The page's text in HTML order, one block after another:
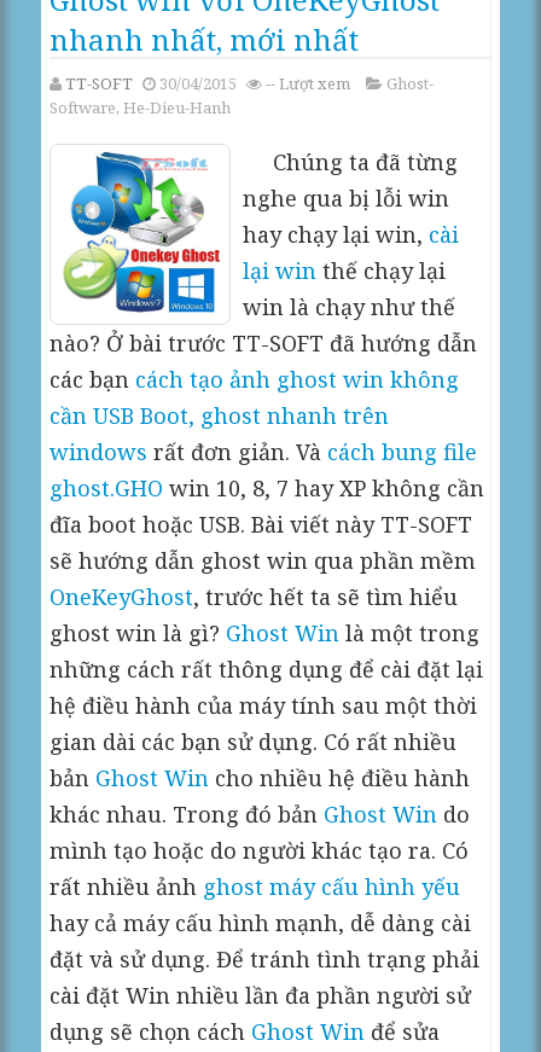
nhanh nhất, mới nhất
TT-SOFT 30/04/2015 --Lượt xem
Ghost-
Software,He-Dieu-Hanh
Chúng ta đã từng
nghe qua bị lỗi win
hay chạy lại win, cài
lại win thế chạy lại
win là chạy như thế
nào? Ở bài trước TT-SOFT đã hướng dẫn
các bạn cách tạo ảnh ghost win không
cần USB Boot, ghost nhanh trên
windows rất đơn giản. Và cách bung file
ghost.GHO win 10, 8, 7 hay XP không cần
đĩa boot hoặc USB. Bài viết này TT-SOFT
sẽ hướng dẫn ghost win qua phần mềm
OneKeyGhost, trước hết ta sẽ tìm hiểu
ghost win là gì? Ghost Win là một trong
những cách rất thông dụng để cài đặt lại
hệ điều hành của máy tính sau một thời
gian dài các bạn sử dụng. Có rất nhiều
bản Ghost Win cho nhiều hệ điều hành
khác nhau. Trong đó bản Ghost Win do
mình tạo hoặc do người khác tạo ra. Có
rất nhiều ảnh ghost máy cấu hình yếu
hay cả máy cấu hình mạnh, dễ dàng cài
đặt và sử dụng. Để tránh tình trạng phải
cài đặt Win nhiều lần đa phần người sử
dụng sẽ chọn cách Ghost Win để sửa